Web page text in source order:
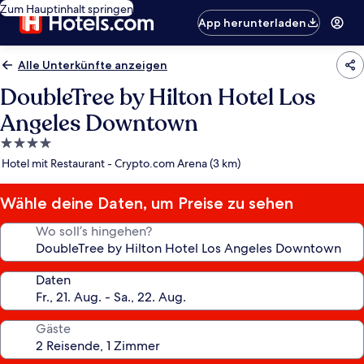
Zum Hauptinhalt springen
App herunterladen
Alle Unterkünfte anzeigen
DoubleTree by Hilton Hotel Los
Angeles Downtown
4.0-
Sterne-
Hotel mit Restaurant - Crypto.com Arena (3 km)
Wähle deine Daten, um Preise zu sehen
Wo soll’s hingehen?
Daten
Gäste